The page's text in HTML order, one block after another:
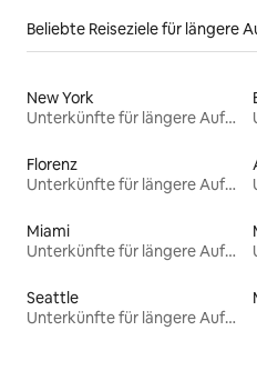
Beliebte Reiseziele für längere
New York
Unterkünfte für längere Aufenthalte
Florenz
Unterkünfte für längere Aufenthalte
Miami
Unterkünfte für längere Aufenthalte
Seattle
Unterkünfte für längere Aufenthalte